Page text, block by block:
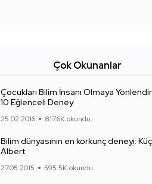
Çok Okunanlar
Çocukları Bilim İnsanı Olmaya
10 Eğlenceli Deney
25.02.2016 817.6K okundu.
Bilim dünyasının en korkunç deneyi:
Albert
27.05.2015 595.5K okundu.